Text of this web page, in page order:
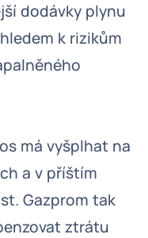
dodávky plynu
k rizikům
má vyšplhat na
a v příštím
Gazprom tak
ztrátu